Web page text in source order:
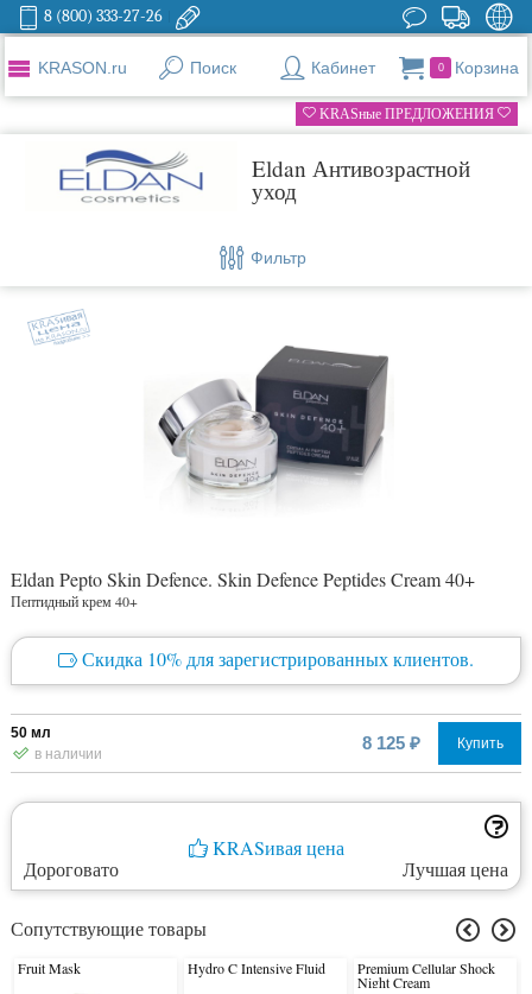
8 (800) 333-27-26
KRASON.ru Поиск Кабинет 0 Корзина
KRASные ПРЕДЛОЖЕНИЯ
Eldan Антивозрастной
уход
Фильтр
Eldan Pepto Skin Defence. Skin Defence Peptides Cream 40+
Пептидный крем 40+
Скидка 10% для зарегистрированных клиентов.
50 мл
в наличии
8 125 ₽ Купить
KRASивая цена
Дороговато
Лучшая цена
Сопутствующие товары
Fruit Mask Hydro C Intensive Fluid Premium Cellular Shock
Night Cream